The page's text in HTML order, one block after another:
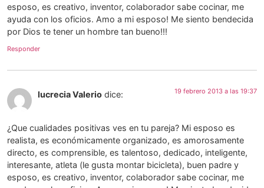
esposo, es creativo, inventor, colaborador sabe cocinar, me
ayuda con los oficios. Amo a mi esposo! Me siento bendecida
por Dios te tener un hombre tan bueno!!!
Responder
lucrecia Valerio dice: 19 febrero 2013 a las 19:37
¿Que cualidades positivas ves en tu pareja? Mi esposo es
realista, es económicamente organizado, es amorosamente
directo, es comprensible, es talentoso, dedicado, inteligente,
interesante, atleta (le gusta montar bicicleta), buen padre y
esposo, es creativo, inventor, colaborador sabe cocinar, me